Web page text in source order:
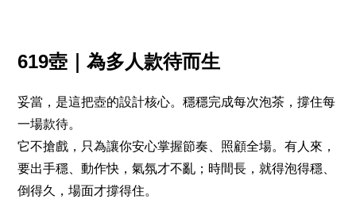
619壺｜為多人款待而生
妥當，是這把壺的設計核心。穩穩完成每次泡茶，撐住每
一場款待。
它不搶戲，只為讓你安心掌握節奏、照顧全場。有人來，
要出手穩、動作快，氣氛才不亂；時間長，就得泡得穩、
倒得久，場面才撐得住。